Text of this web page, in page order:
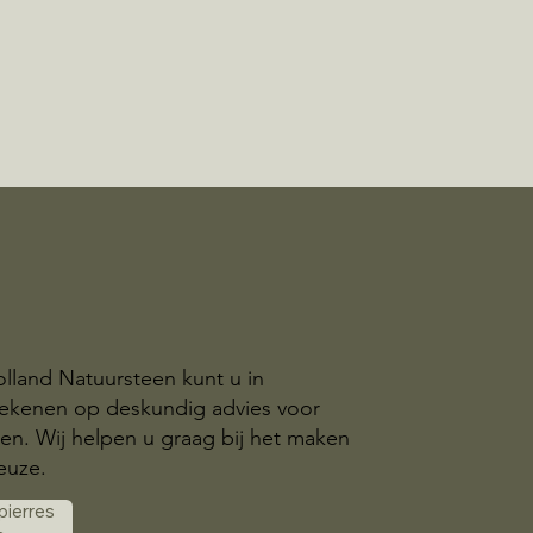
Natuursteen kunt u in
op deskundig advies voor
Wij helpen u graag bij het maken